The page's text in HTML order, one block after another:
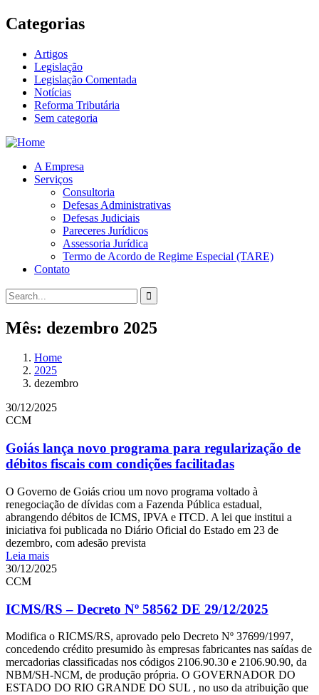
Categorias
Artigos
Legislação
Legislação Comentada
Notícias
Reforma Tributária
Sem categoria
A Empresa
Serviços
Consultoria
Defesas Administrativas
Defesas Judiciais
Pareceres Jurídicos
Assessoria Jurídica
Termo de Acordo de Regime Especial (TARE)
Contato
Mês: dezembro 2025
Home
2025
dezembro
30/12/2025
CCM
Goiás lança novo programa para regularização de
débitos fiscais com condições facilitadas
O Governo de Goiás criou um novo programa voltado à
renegociação de dívidas com a Fazenda Pública estadual,
abrangendo débitos de ICMS, IPVA e ITCD. A lei que institui a
iniciativa foi publicada no Diário Oficial do Estado em 23 de
dezembro, com adesão prevista
Leia mais
30/12/2025
CCM
ICMS/RS – Decreto Nº 58562 DE 29/12/2025
Modifica o RICMS/RS, aprovado pelo Decreto Nº 37699/1997,
concedendo crédito presumido às empresas fabricantes nas saídas de
mercadorias classificadas nos códigos 2106.90.30 e 2106.90.90, da
NBM/SH-NCM, de produção própria. O GOVERNADOR DO
ESTADO DO RIO GRANDE DO SUL , no uso da atribuição que